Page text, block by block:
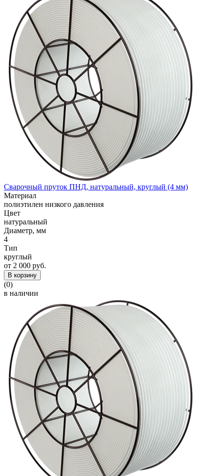
Сварочный пруток ПНД, натуральный, круглый (4 мм)
Материал
полиэтилен низкого давления
Цвет
натуральный
Диаметр, мм
4
Тип
круглый
от 2 000 руб.
В корзину
(0)
в наличии